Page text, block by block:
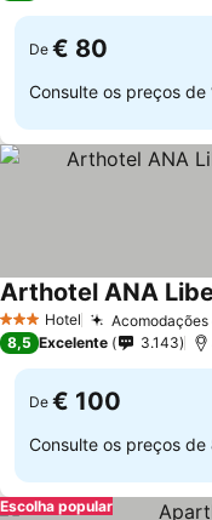
De € 80
Consulte os preços de
3 EstrelasHotel
8,5 Excelente 3.143
De € 100
Consulte os preços de
Escolha popular